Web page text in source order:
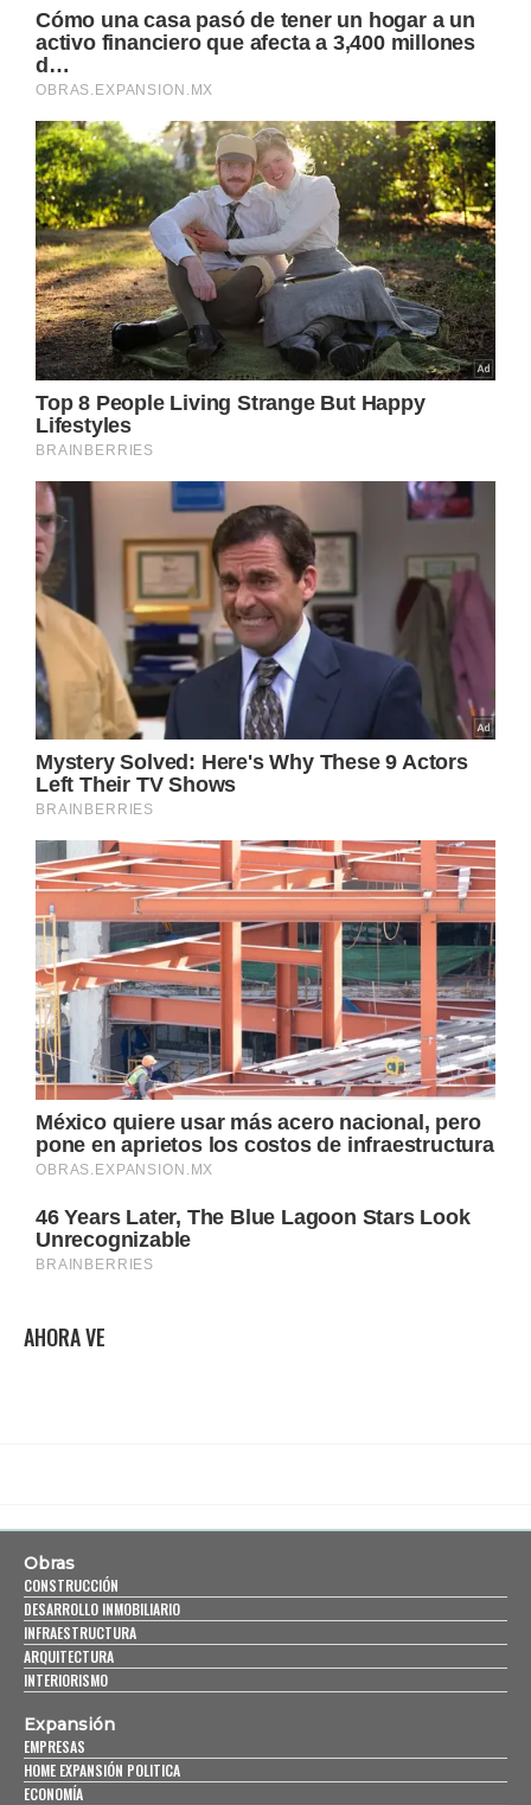
AHORA VE
Obras
CONSTRUCCIÓN
DESARROLLO INMOBILIARIO
INFRAESTRUCTURA
ARQUITECTURA
INTERIORISMO
Expansión
EMPRESAS
HOME EXPANSIÓN POLITICA
ECONOMÍA